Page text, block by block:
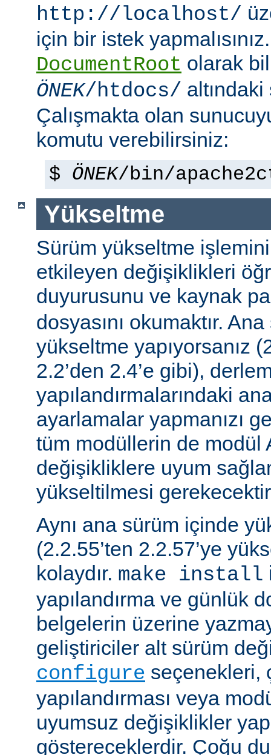
http://localhost/
için bir istek
DocumentRoot olarak
ÖNEK/htdocs/
Çalışmakta olan
komutu verebilirsiniz:
$ ÖNEK/bin/
Yükseltme
Sürüm yükseltme
etkileyen değişiklikleri
duyurusunu ve kaynak
dosyasını okumaktır.
yükseltme yapıyorsanız
2.2’den 2.4’e gibi),
yapılandırmalarındaki
ayarlamalar yapmanızı
tüm modüllerin de modül
değişikliklere uyum
yükseltilmesi
Aynı ana sürüm içinde
(2.2.55’ten 2.2.57’ye
kolaydır. make install
yapılandırma ve günlük
belgelerin üzerine
geliştiriciler alt sürüm
configure seçenekleri,
yapılandırması veya
uyumsuz değişiklikler
göstereceklerdir. Çoğu